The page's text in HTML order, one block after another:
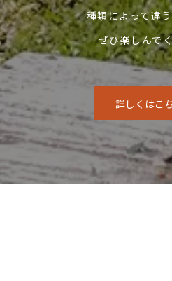
種類によって違
ぜひ楽しんで
詳しくはこ